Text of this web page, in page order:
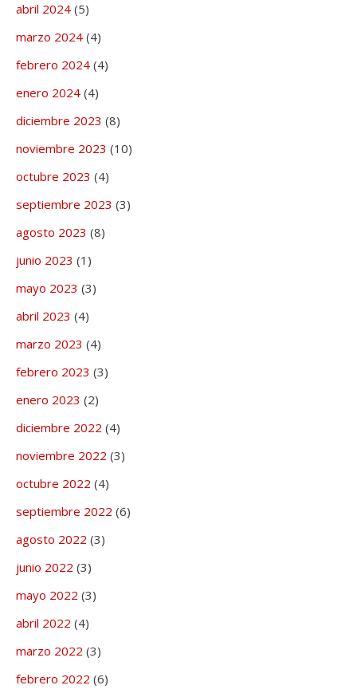
abril 2024 (5)
marzo 2024 (4)
febrero 2024 (4)
enero 2024 (4)
diciembre 2023 (8)
noviembre 2023 (10)
octubre 2023 (4)
septiembre 2023 (3)
agosto 2023 (8)
junio 2023 (1)
mayo 2023 (3)
abril 2023 (4)
marzo 2023 (4)
febrero 2023 (3)
enero 2023 (2)
diciembre 2022 (4)
noviembre 2022 (3)
octubre 2022 (4)
septiembre 2022 (6)
agosto 2022 (3)
junio 2022 (3)
mayo 2022 (3)
abril 2022 (4)
marzo 2022 (3)
febrero 2022 (6)